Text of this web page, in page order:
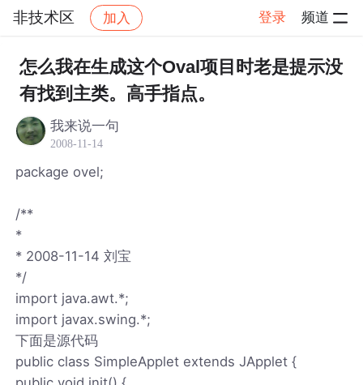
非技术区 加入 登录 频道
社区 非技术区 帖子详情
怎么我在生成这个Oval项目时老是提示没
有找到主类。高手指点。
我来说一句
2008-11-14
package ovel;
/**
*
* 2008-11-14 刘宝
*/
import java.awt.*;
import javax.swing.*;
下面是源代码
public class SimpleApplet extends JApplet {